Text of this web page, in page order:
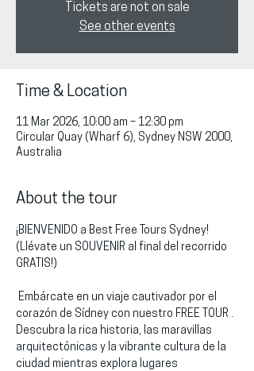
Tickets are not on sale
See other events
Time & Location
11 Mar 2026, 10:00 am – 12:30 pm
Circular Quay (Wharf 6), Sydney NSW 2000,
Australia
About the tour
¡BIENVENIDO a Best Free Tours Sydney!
(Llévate un SOUVENIR al final del recorrido
GRATIS!)
corazón de Sídney con nuestro FREE TOUR .
Descubra la rica historia, las maravillas
arquitectónicas y la vibrante cultura de la
ciudad mientras explora lugares